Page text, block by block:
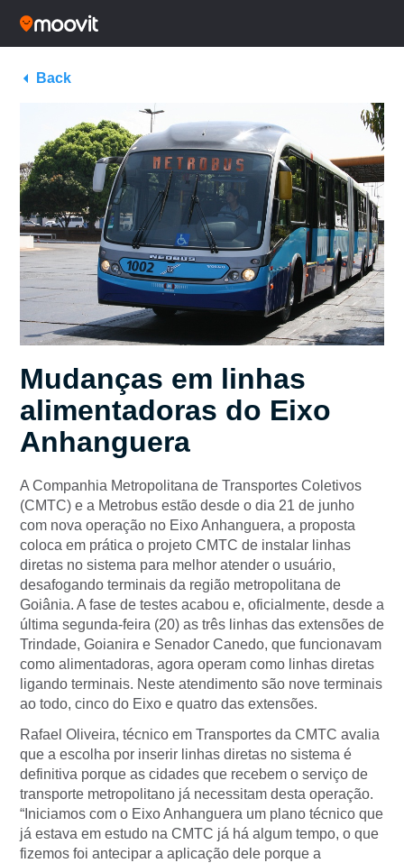
Back
Mudanças em linhas
alimentadoras do Eixo
Anhanguera
A Companhia Metropolitana de Transportes Coletivos
(CMTC) e a Metrobus estão desde o dia 21 de junho
com nova operação no Eixo Anhanguera, a proposta
coloca em prática o projeto CMTC de instalar linhas
diretas no sistema para melhor atender o usuário,
desafogando terminais da região metropolitana de
Goiânia. A fase de testes acabou e, oficialmente, desde a
última segunda-feira (20) as três linhas das extensões de
Trindade, Goianira e Senador Canedo, que funcionavam
como alimentadoras, agora operam como linhas diretas
ligando terminais. Neste atendimento são nove terminais
ao todo, cinco do Eixo e quatro das extensões.
Rafael Oliveira, técnico em Transportes da CMTC avalia
que a escolha por inserir linhas diretas no sistema é
definitiva porque as cidades que recebem o serviço de
transporte metropolitano já necessitam desta operação.
“Iniciamos com o Eixo Anhanguera um plano técnico que
já estava em estudo na CMTC já há algum tempo, o que
fizemos foi antecipar a aplicação dele porque a